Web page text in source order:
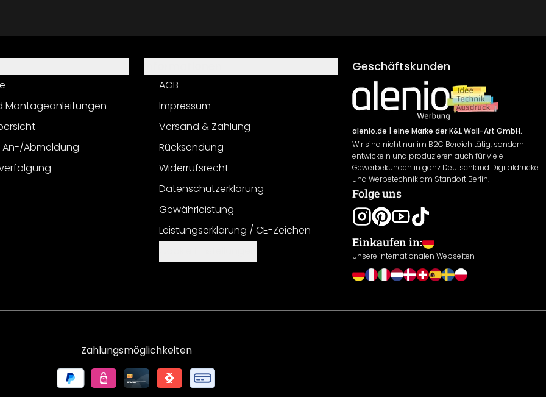
Montageanleitungen
An-/Abmeldung
AGB
Impressum
Versand & Zahlung
Rücksendung
Widerrufsrecht
Datenschutzerklärung
Gewährleistung
Leistungserklärung / CE-Zeichen
Geschäftskunden
alenio.de | eine Marke der K&L Wall-Art GmbH.
Wir sind nicht nur im B2C Bereich tätig, sondern
entwickeln und produzieren auch für viele
Gewerbekunden in ganz Deutschland Digitaldrucke
und Werbetechnik am Standort Berlin.
Folge uns
Einkaufen in:
Unsere internationalen Webseiten
Zahlungsmöglichkeiten